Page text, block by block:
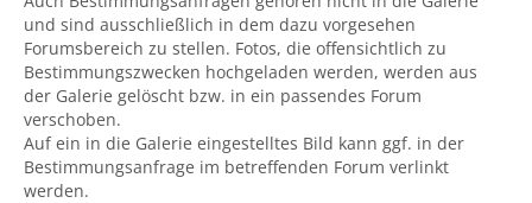
und sind ausschließlich in dem dazu vorgesehen
Forumsbereich zu stellen. Fotos, die offensichtlich zu
Bestimmungszwecken hochgeladen werden, werden aus
der Galerie gelöscht bzw. in ein passendes Forum
verschoben.
Auf ein in die Galerie eingestelltes Bild kann ggf. in der
Bestimmungsanfrage im betreffenden Forum verlinkt
werden.